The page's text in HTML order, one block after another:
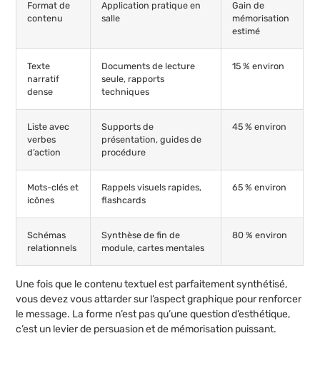
Format de
contenu
Application pratique en
salle
Gain de
mémorisation
estimé
Texte
narratif
dense
Documents de lecture
seule, rapports
techniques
15 % environ
Liste avec
verbes
d’action
Supports de
présentation, guides de
procédure
45 % environ
Mots-clés et
icônes
Rappels visuels rapides,
flashcards
65 % environ
Schémas
relationnels
Synthèse de fin de
module, cartes mentales
80 % environ
Une fois que le contenu textuel est parfaitement synthétisé,
vous devez vous attarder sur l’aspect graphique pour renforcer
le message. La forme n’est pas qu’une question d’esthétique,
c’est un levier de persuasion et de mémorisation puissant.